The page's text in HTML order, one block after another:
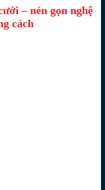
– nén gọn nghệ
cách